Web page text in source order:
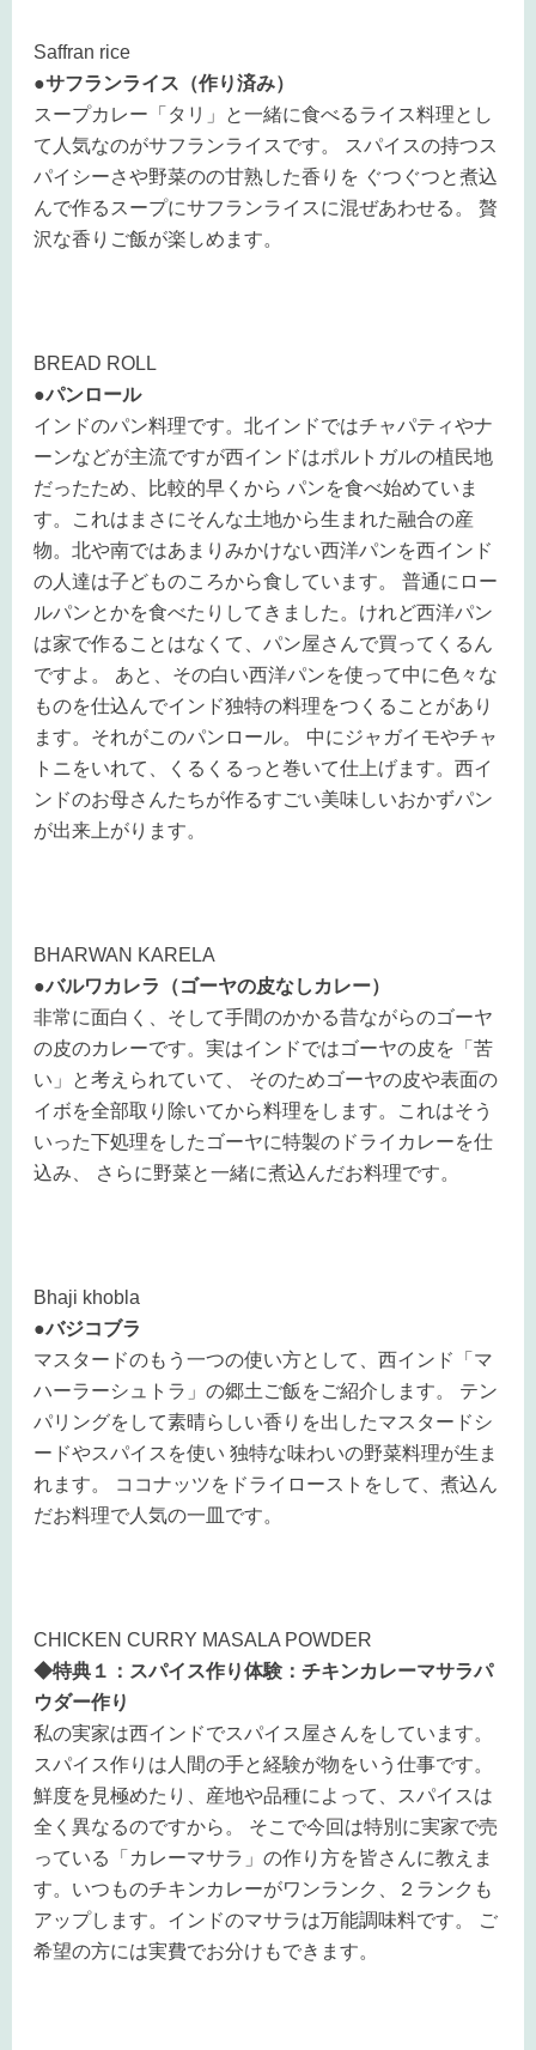
Saffran rice
●サフランライス（作り済み）
スープカレー「タリ」と一緒に食べるライス料理とし
て人気なのがサフランライスです。 スパイスの持つス
パイシーさや野菜のの甘熟した香りを ぐつぐつと煮込
んで作るスープにサフランライスに混ぜあわせる。 贅
沢な香りご飯が楽しめます。
BREAD ROLL
●パンロール
インドのパン料理です。北インドではチャパティやナ
ーンなどが主流ですが西インドはポルトガルの植民地
だったため、比較的早くから パンを食べ始めていま
す。これはまさにそんな土地から生まれた融合の産
物。北や南ではあまりみかけない西洋パンを西インド
の人達は子どものころから食しています。 普通にロー
ルパンとかを食べたりしてきました。けれど西洋パン
は家で作ることはなくて、パン屋さんで買ってくるん
ですよ。 あと、その白い西洋パンを使って中に色々な
ものを仕込んでインド独特の料理をつくることがあり
ます。それがこのパンロール。 中にジャガイモやチャ
トニをいれて、くるくるっと巻いて仕上げます。西イ
ンドのお母さんたちが作るすごい美味しいおかずパン
が出来上がります。
BHARWAN KARELA
●バルワカレラ（ゴーヤの皮なしカレー）
非常に面白く、そして手間のかかる昔ながらのゴーヤ
の皮のカレーです。実はインドではゴーヤの皮を「苦
い」と考えられていて、 そのためゴーヤの皮や表面の
イボを全部取り除いてから料理をします。これはそう
いった下処理をしたゴーヤに特製のドライカレーを仕
込み、 さらに野菜と一緒に煮込んだお料理です。
Bhaji khobla
●バジコブラ
マスタードのもう一つの使い方として、西インド「マ
ハーラーシュトラ」の郷土ご飯をご紹介します。 テン
パリングをして素晴らしい香りを出したマスタードシ
ードやスパイスを使い 独特な味わいの野菜料理が生ま
れます。 ココナッツをドライローストをして、煮込ん
だお料理で人気の一皿です。
CHICKEN CURRY MASALA POWDER
◆特典１：スパイス作り体験：チキンカレーマサラパ
ウダー作り
私の実家は西インドでスパイス屋さんをしています。
スパイス作りは人間の手と経験が物をいう仕事です。
鮮度を見極めたり、産地や品種によって、スパイスは
全く異なるのですから。 そこで今回は特別に実家で売
っている「カレーマサラ」の作り方を皆さんに教えま
す。いつものチキンカレーがワンランク、２ランクも
アップします。インドのマサラは万能調味料です。 ご
希望の方には実費でお分けもできます。